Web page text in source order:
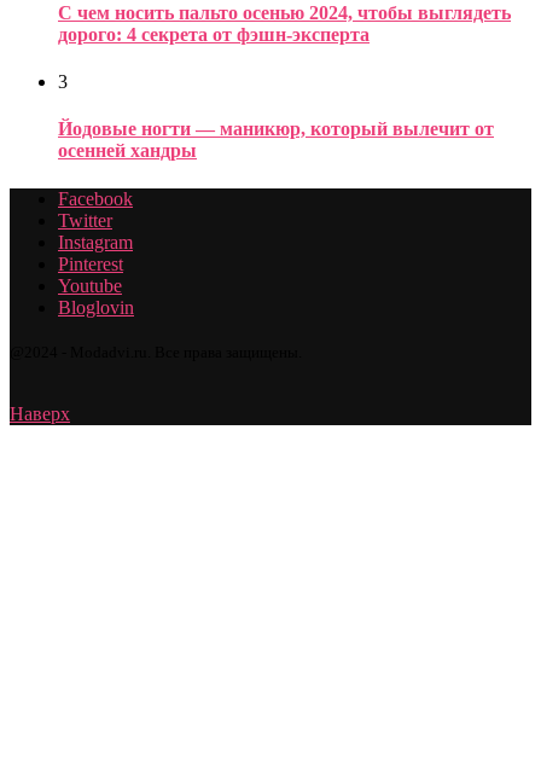
С чем носить пальто осенью 2024, чтобы выглядеть
дорого: 4 секрета от фэшн-эксперта
3
Йодовые ногти — маникюр, который вылечит от
осенней хандры
Facebook
Twitter
Instagram
Pinterest
Youtube
Bloglovin
Наверх